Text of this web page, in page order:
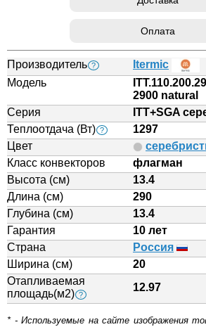
Оплата
Производитель ?
Itermic
Модель
2900 natural
Серия
ITT+SGA
Теплоотдача (Вт) ?
1297
Цвет
Класс конвекторов
флагман
Высота (см)
13.4
Длина (см)
290
Глубина (см)
13.4
Гарантия
10 лет
Страна
Россия
Ширина (см)
20
Отапливаемая
площадь(м2) ?
12.97
* - Используемые на сайте изображения